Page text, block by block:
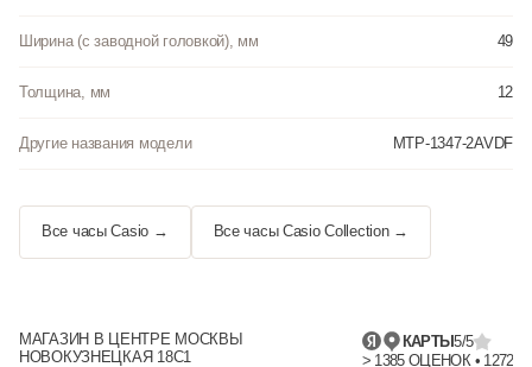
Ширина (с заводной головкой), мм 49
Толщина, мм 12
Другие названия модели MTP-1347-2AVDF
Все часы Casio → Все часы Casio Collection →
МАГАЗИН В ЦЕНТРЕ МОСКВЫ
НОВОКУЗНЕЦКАЯ 18С1
КАРТЫ5/5